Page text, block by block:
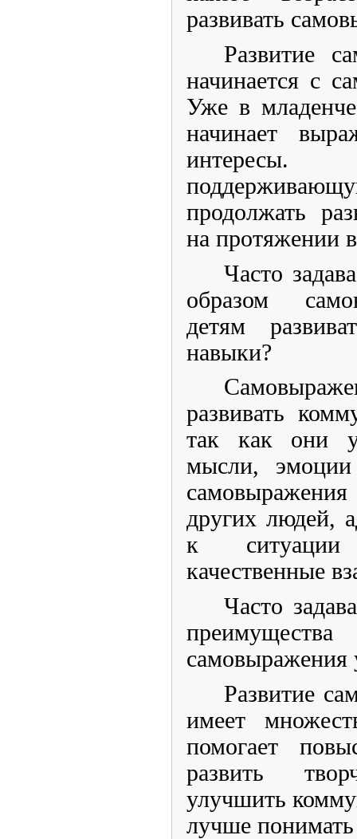
развивать
Развитие
начинается с
Уже в
начинает
интересы.
продолжать
на протяжении
Часто
образом
детям
навыки?
развивать
так как они
мысли,
других людей,
к ситуации
качественные
Часто
самовыражения
Развитие
имеет
помогает
развить
улучшить
лучше